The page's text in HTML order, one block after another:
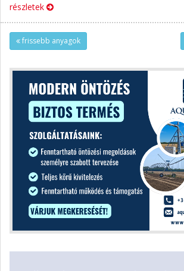
részletek
frissebb anyagok